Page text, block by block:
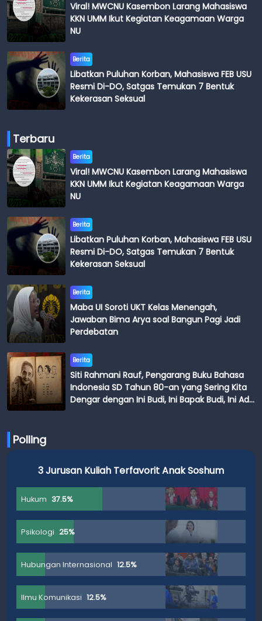
Viral! MWCNU Kasembon Larang Mahasiswa
KKN UMM Ikut Kegiatan Keagamaan Warga
NU
Berita
Libatkan Puluhan Korban, Mahasiswa FEB USU
Resmi Di-DO, Satgas Temukan 7 Bentuk
Kekerasan Seksual
Terbaru
Berita
Viral! MWCNU Kasembon Larang Mahasiswa
KKN UMM Ikut Kegiatan Keagamaan Warga
NU
Berita
Libatkan Puluhan Korban, Mahasiswa FEB USU
Resmi Di-DO, Satgas Temukan 7 Bentuk
Kekerasan Seksual
Berita
Maba UI Soroti UKT Kelas Menengah,
Jawaban Bima Arya soal Bangun Pagi Jadi
Perdebatan
Berita
Siti Rahmani Rauf, Pengarang Buku Bahasa
Indonesia SD Tahun 80-an yang Sering Kita
Dengar dengan Ini Budi, Ini Bapak Budi, Ini Adik
Polling
3 Jurusan Kuliah Terfavorit Anak Soshum
Hukum 37.5%
Psikologi 25%
Hubungan Internasional 12.5%
Ilmu Komunikasi 12.5%